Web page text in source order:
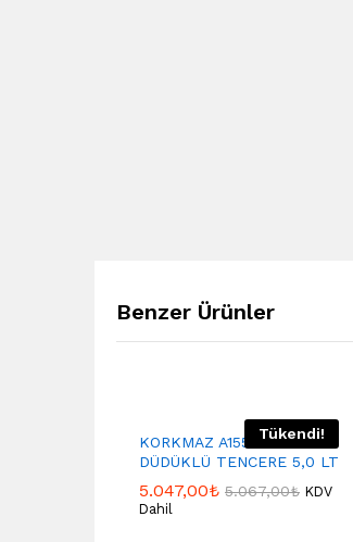
Benzer Ürünler
Tükendi!
KORKMAZ A155 TURBO
DÜDÜKLÜ TENCERE 5,0 LT
5.047,00₺ 5.067,00₺ KDV
Dahil